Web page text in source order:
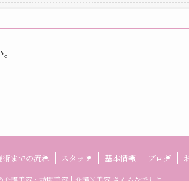
術までの流れ スタッフ 基本情報 ブログ